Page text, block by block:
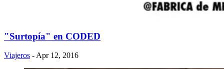
"Surtopía" en CODED
Viajeros - Apr 12, 2016